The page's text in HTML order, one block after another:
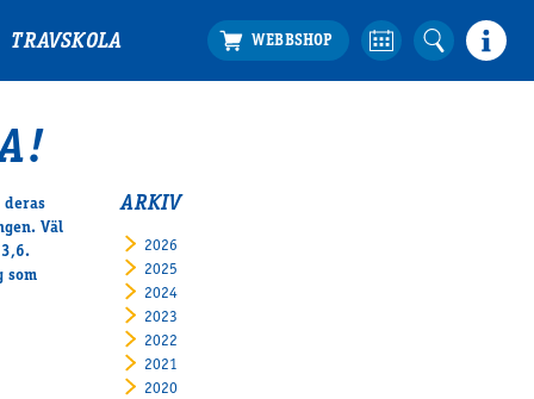
TRAVSKOLA
Väl
som
ARKIV
2026
2025
2024
2023
2022
2021
2020